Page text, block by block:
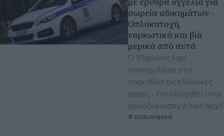
σωρεία αδικημάτων -
Οπλοκατοχή,
ναρκωτικά και βία
μερικά από αυτά
Ο 31χρονος έχει
απασχολήσει στο
παρελθόν τις ελληνικές
αρχές - Θα οδηγηθεί στην
αρμόδια εισαγγελική αρχή
αστυνομικά